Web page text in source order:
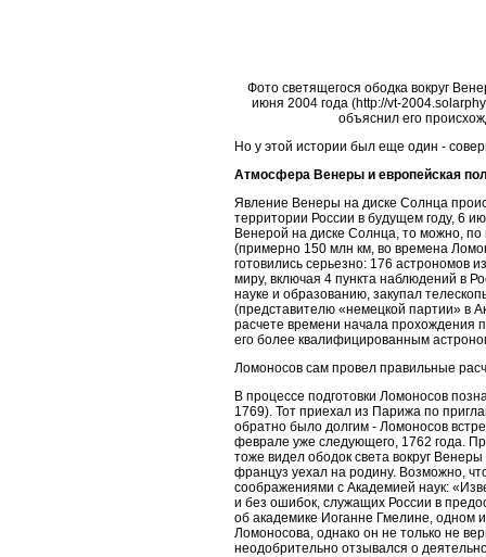
Фото светящегося ободка вокруг
июня 2004 года (http://vt-
объяснил его
Но у этой истории был еще один -
Атмосфера Венеры и европейская
Явление Венеры на диске Солнца
территории России в будущем году, 6
Венерой на диске Солнца, то можно,
(примерно 150 млн км, во времена
готовились серьезно: 176 астрономов
миру, включая 4 пункта наблюдений в
науке и образованию, закупал
(представителю «немецкой партии» в
расчете времени начала прохождения
его более квалифицированным
Ломоносов сам провел правильные
В процессе подготовки Ломоносов
1769). Тот приехал из Парижа по
обратно было долгим - Ломоносов
феврале уже следующего, 1762 года.
тоже видел ободок света вокруг Венеры
француз уехал на родину. Возможно,
соображениями с Академией наук:
и без ошибок, служащих России в
об академике Иоганне Гмелине, одном
Ломоносова, однако он не только не
неодобрительно отзывался о